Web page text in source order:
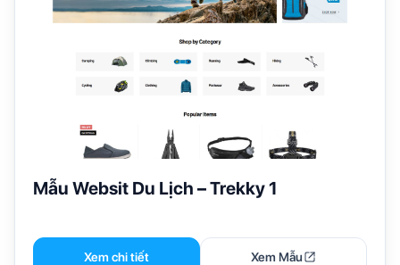
Mẫu Websit Du Lịch – Trekky 1
Xem chi tiết Xem Mẫu